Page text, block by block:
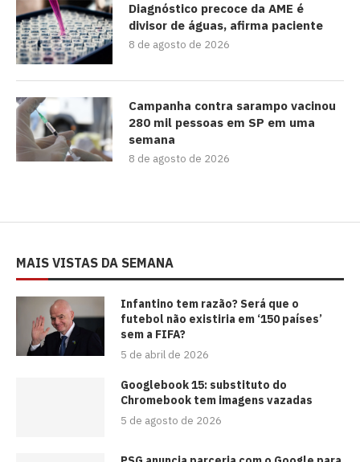
Diagnóstico precoce da AME é
divisor de águas, afirma paciente
8 de agosto de 2026
Campanha contra sarampo vacinou
280 mil pessoas em SP em uma
semana
8 de agosto de 2026
MAIS VISTAS DA SEMANA
⁠Infantino tem razão? Será que o
futebol não existiria em ‘150 países’
sem a FIFA?
5 de abril de 2026
Googlebook 15: substituto do
Chromebook tem imagens vazadas
5 de agosto de 2026